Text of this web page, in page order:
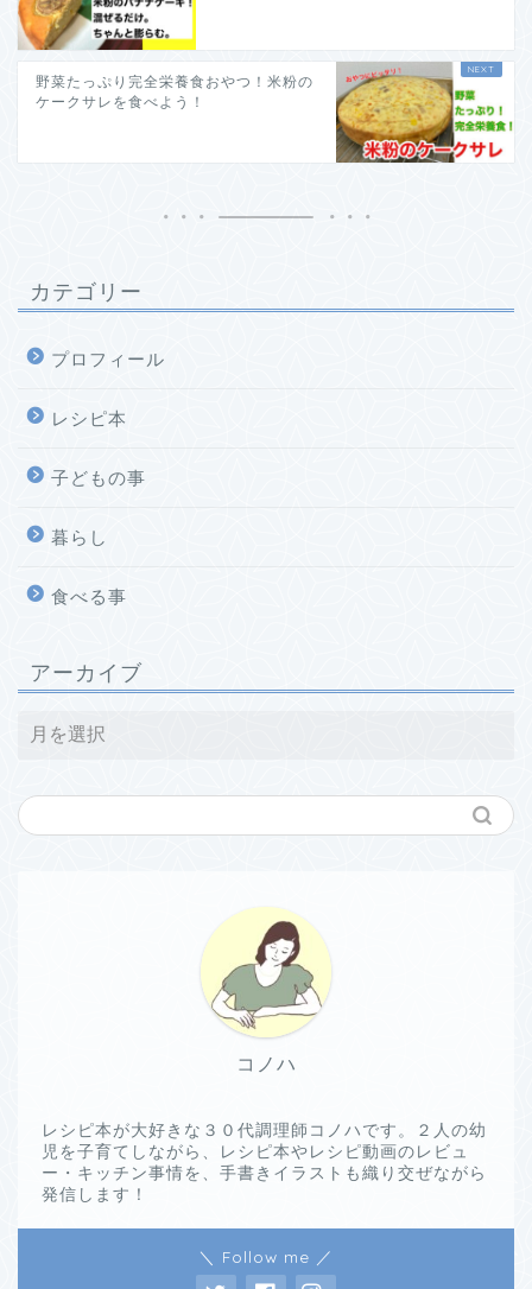
野菜たっぷり完全栄養食おやつ！米粉の
ケークサレを食べよう！
カテゴリー
プロフィール
レシピ本
子どもの事
暮らし
食べる事
アーカイブ
コノハ
レシピ本が大好きな３０代調理師コノハです。２人の幼
児を子育てしながら、レシピ本やレシピ動画のレビュ
ー・キッチン事情を、手書きイラストも織り交ぜながら
発信します！
＼ Follow me ／